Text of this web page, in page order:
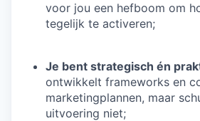
voor jou een hefboom om
tegelijk te activeren;
Je bent strategisch én
ontwikkelt frameworks en
marketingplannen, maar
uitvoering niet;